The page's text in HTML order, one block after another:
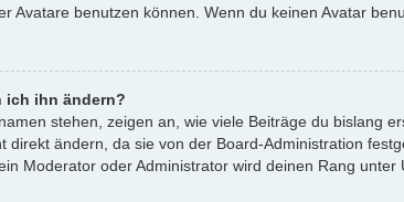
Avatare benutzen können. Wenn du keinen Avatar
ich ihn ändern?
stehen, zeigen an, wie viele Beiträge du bislang
direkt ändern, da sie von der Board-Administration
Moderator oder Administrator wird deinen Rang